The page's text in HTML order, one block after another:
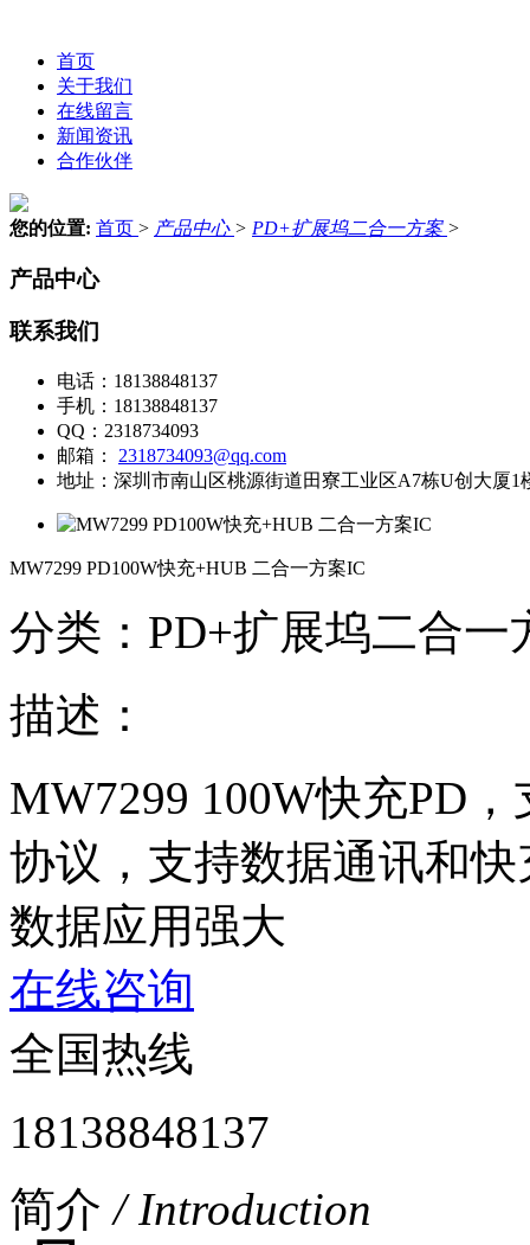
首页
关于我们
在线留言
新闻资讯
合作伙伴
您的位置: 首页 > 产品中心 > PD+扩展坞二合一方案 >
产品中心
联系我们
电话： 18138848137
手机： 18138848137
QQ： 2318734093
邮箱：
2318734093@qq.com
地址： 深圳市南山区桃源街道田寮工业区A7栋U创大厦1
MW7299 PD100W快充+HUB 二合一方案IC
分类：PD+扩展坞二合一
描述：
MW7299 100W快充PD
协议，支持数据通讯和
数据应用强大
在线咨询
全国热线
18138848137
简介 / Introduction